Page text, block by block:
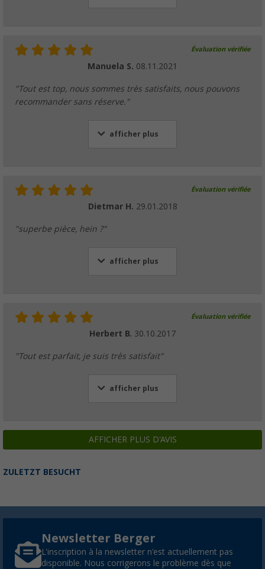
Évaluation vérifiée
Manuela S. 08.11.2021
"Tout est top, nous sommes très satisfaits, nous pouvons
recommander sans réserve."
afficher plus
Évaluation vérifiée
Dietmar H. 29.01.2018
"superbe pièce, hein ?"
afficher plus
Évaluation vérifiée
Herbert B. 30.10.2017
"Tout est parfait, je suis très satisfait"
afficher plus
AFFICHER PLUS D'AVIS
ZULETZT BESUCHT
Newsletter Berger
L'inscription à la newsletter n'est actuellement pas
disponible. Nous corrigerons le problème dès que